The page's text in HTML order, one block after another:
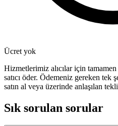
Ücret yok
Hizmetlerimiz alıcılar için
satıcı öder. Ödemeniz gereken tek
satın al veya üzerinde anlaşılan
Sık sorulan sorular